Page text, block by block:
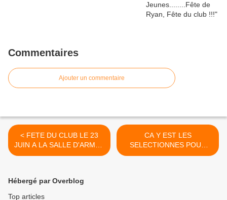
Commentaires
Ajouter un commentaire
< FETE DU CLUB LE 23
JUIN A LA SALLE D'ARMES
DE COMBS LA VILLE, sous
CA Y EST LES
SELECTIONNES POUR
LES CHAMPIONNATS DE
Hébergé par Overblog
Top articles